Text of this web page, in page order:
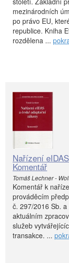
mezinárodních
po právo EU,
republice. Kniha
rozdělena ...
Nařízení
Komentář
Tomáš Lechner -
Komentář k
prováděcím
č. 297/2016 Sb.
aktuálním
služeb
transakce. ...